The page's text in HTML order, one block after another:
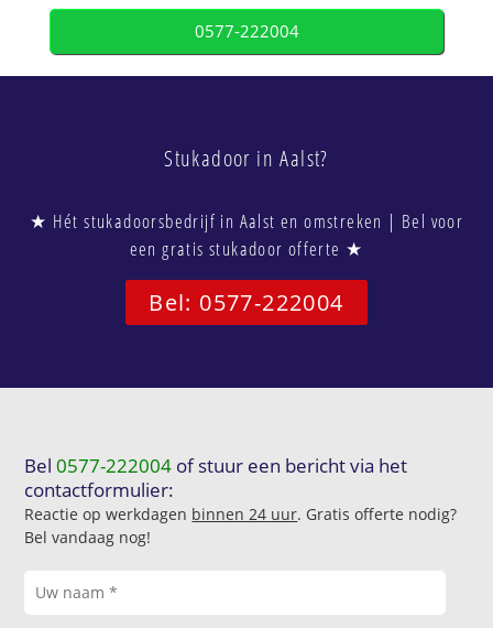
0577-222004
Stukadoor in Aalst?
★ Hét stukadoorsbedrijf in Aalst en omstreken | Bel voor
een gratis stukadoor offerte ★
Bel: 0577-222004
Bel0577-222004 of stuur een bericht via het
contactformulier:
Reactie op werkdagen binnen 24 uur. Gratis offerte nodig?
Bel vandaag nog!